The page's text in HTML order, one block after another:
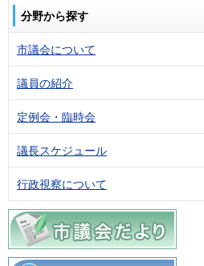
分野から探す
市議会について
議員の紹介
定例会・臨時会
議長スケジュール
行政視察について